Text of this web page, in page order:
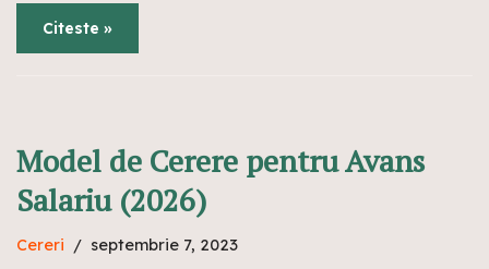
Citeste »
Model de Cerere pentru Avans
Salariu (2026)
Cereri septembrie 7, 2023